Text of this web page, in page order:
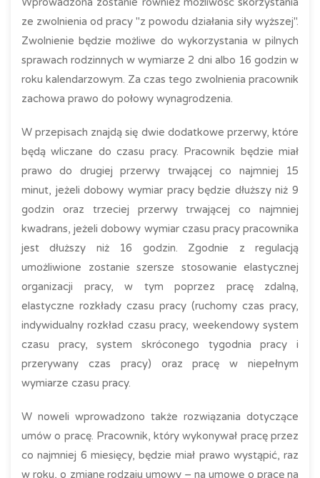
ze zwolnienia od pracy "z powodu działania siły wyższej".
Zwolnienie będzie możliwe do wykorzystania w pilnych
sprawach rodzinnych w wymiarze 2 dni albo 16 godzin w
roku kalendarzowym. Za czas tego zwolnienia pracownik
zachowa prawo do połowy wynagrodzenia.
W przepisach znajdą się dwie dodatkowe przerwy, które
będą wliczane do czasu pracy. Pracownik będzie miał
prawo do drugiej przerwy trwającej co najmniej 15
minut, jeżeli dobowy wymiar pracy będzie dłuższy niż 9
godzin oraz trzeciej przerwy trwającej co najmniej
kwadrans, jeżeli dobowy wymiar czasu pracy pracownika
jest dłuższy niż 16 godzin. Zgodnie z regulacją
umożliwione zostanie szersze stosowanie elastycznej
organizacji pracy, w tym poprzez pracę zdalną,
elastyczne rozkłady czasu pracy (ruchomy czas pracy,
indywidualny rozkład czasu pracy, weekendowy system
czasu pracy, system skróconego tygodnia pracy i
przerywany czas pracy) oraz pracę w niepełnym
wymiarze czasu pracy.
W noweli wprowadzono także rozwiązania dotyczące
umów o pracę. Pracownik, który wykonywał pracę przez
co najmniej 6 miesięcy, będzie miał prawo wystąpić, raz
w roku, o zmianę rodzaju umowy – na umowę o pracę na